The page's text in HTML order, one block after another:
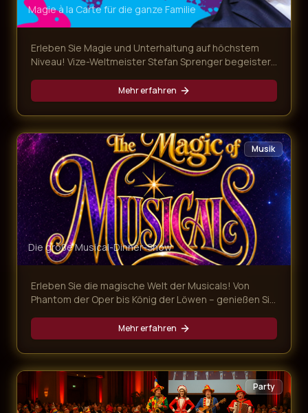
Magie à la Carte für die ganze Familie
Erleben Sie Magie und Unterhaltung auf höchstem
Niveau! Vize-Weltmeister Stefan Sprenger begeistert
magischen Überraschungen – begleitet von einem
köstlichen Mehr-Gänge-Menü.
Mehr erfahren
Musik
Die große Musical-Dinner-Show
Erleben Sie die magische Welt der Musicals! Von
Phantom der Oper bis König der Löwen – genießen Sie
dargeboten von erstklassigen Künstlern.
Mehr erfahren
Party